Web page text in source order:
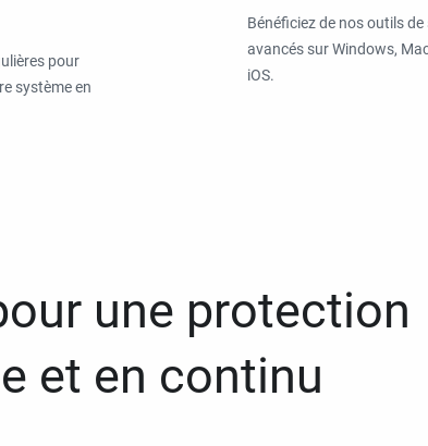
pour
système en
Bénéficiez de nos outils
avancés sur Windows,
iOS.
une protection
et en continu